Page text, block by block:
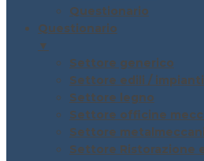
Questionario
Questionario
▼
Settore generico
Settore edili /
Settore legno
Settore officine
Settore
Settore Ristorazione